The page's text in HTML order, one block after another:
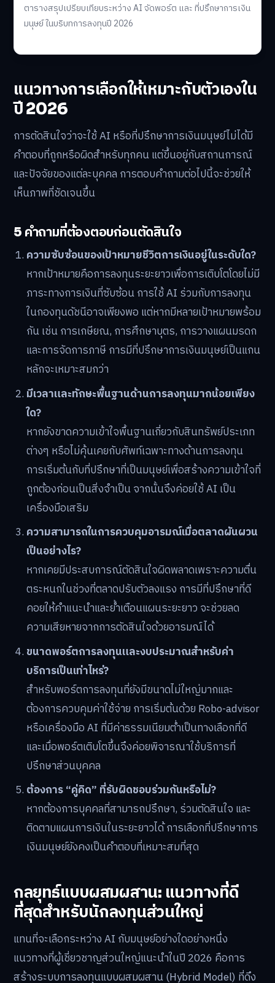
ตารางสรุปเปรียบเทียบระหว่าง AI จัดพอร์ต และ ที่ปรึกษาการเงิน
มนุษย์ ในบริบทการลงทุนปี 2026
แนวทางการเลือกให้เหมาะกับตัวเองใน
ปี 2026
การตัดสินใจว่าจะใช้ AI หรือที่ปรึกษาการเงินมนุษย์ไม่ได้มี
คำตอบที่ถูกหรือผิดสำหรับทุกคน แต่ขึ้นอยู่กับสถานการณ์
และปัจจัยของแต่ละบุคคล การตอบคำถามต่อไปนี้จะช่วยให้
เห็นภาพที่ชัดเจนขึ้น
5 คำถามที่ต้องตอบก่อนตัดสินใจ
ความซับซ้อนของเป้าหมายชีวิตการเงินอยู่ในระดับใด?
หากเป้าหมายคือการลงทุนระยะยาวเพื่อการเติบโตโดยไม่มี
ภาระทางการเงินที่ซับซ้อน การใช้ AI ร่วมกับการลงทุน
ในกองทุนดัชนีอาจเพียงพอ แต่หากมีหลายเป้าหมายพร้อม
กัน เช่น การเกษียณ, การศึกษาบุตร, การวางแผนมรดก
และการจัดการภาษี การมีที่ปรึกษาการเงินมนุษย์เป็นแกน
หลักจะเหมาะสมกว่า
มีเวลาและทักษะพื้นฐานด้านการลงทุนมากน้อยเพียง
ใด?
หากยังขาดความเข้าใจพื้นฐานเกี่ยวกับสินทรัพย์ประเภท
ต่างๆ หรือไม่คุ้นเคยกับศัพท์เฉพาะทางด้านการลงทุน
การเริ่มต้นกับที่ปรึกษาที่เป็นมนุษย์เพื่อสร้างความเข้าใจที่
ถูกต้องก่อนเป็นสิ่งจำเป็น จากนั้นจึงค่อยใช้ AI เป็น
เครื่องมือเสริม
ความสามารถในการควบคุมอารมณ์เมื่อตลาดผันผวน
เป็นอย่างไร?
หากเคยมีประสบการณ์ตัดสินใจผิดพลาดเพราะความตื่น
ตระหนกในช่วงที่ตลาดปรับตัวลงแรง การมีที่ปรึกษาที่ดี
คอยให้คำแนะนำและย้ำเตือนแผนระยะยาว จะช่วยลด
ความเสียหายจากการตัดสินใจด้วยอารมณ์ได้
ขนาดพอร์ตการลงทุนและงบประมาณสำหรับค่า
บริการเป็นเท่าไหร่?
สำหรับพอร์ตการลงทุนที่ยังมีขนาดไม่ใหญ่มากและ
ต้องการควบคุมค่าใช้จ่าย การเริ่มต้นด้วย Robo-advisor
หรือเครื่องมือ AI ที่มีค่าธรรมเนียมต่ำเป็นทางเลือกที่ดี
และเมื่อพอร์ตเติบโตขึ้นจึงค่อยพิจารณาใช้บริการที่
ปรึกษาส่วนบุคคล
ต้องการ “คู่คิด” ที่รับผิดชอบร่วมกันหรือไม่?
หากต้องการบุคคลที่สามารถปรึกษา, ร่วมตัดสินใจ และ
ติดตามแผนการเงินในระยะยาวได้ การเลือกที่ปรึกษาการ
เงินมนุษย์ยังคงเป็นคำตอบที่เหมาะสมที่สุด
กลยุทธ์แบบผสมผสาน: แนวทางที่ดี
ที่สุดสำหรับนักลงทุนส่วนใหญ่
แทนที่จะเลือกระหว่าง AI กับมนุษย์อย่างใดอย่างหนึ่ง
แนวทางที่ผู้เชี่ยวชาญส่วนใหญ่แนะนำในปี 2026 คือการ
สร้างระบบการลงทุนแบบผสมผสาน (Hybrid Model) ที่ดึง